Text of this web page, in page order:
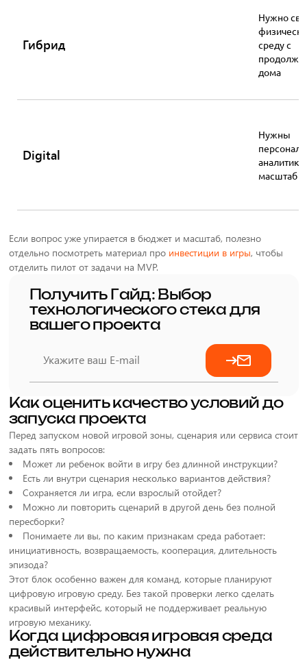
Гибрид
Нужно
среду с
дома
Digital
Нужны
аналитика
масштаб
Если вопрос уже упирается в бюджет и масштаб, полезно
отдельно посмотреть материал про инвестиции в игры, чтобы
отделить пилот от задачи на MVP.
Получить Гайд: Выбор
технологического стека для
вашего проекта
Как оценить качество условий до
запуска проекта
Перед запуском новой игровой зоны, сценария или сервиса стоит
задать пять вопросов:
Может ли ребенок войти в игру без длинной инструкции?
Есть ли внутри сценария несколько вариантов действия?
Сохраняется ли игра, если взрослый отойдет?
Можно ли повторить сценарий в другой день без полной
пересборки?
Понимаете ли вы, по каким признакам среда работает:
инициативность, возвращаемость, кооперация, длительность
эпизода?
Этот блок особенно важен для команд, которые планируют
цифровую игровую среду. Без такой проверки легко сделать
красивый интерфейс, который не поддерживает реальную
игровую механику.
Когда цифровая игровая среда
действительно нужна